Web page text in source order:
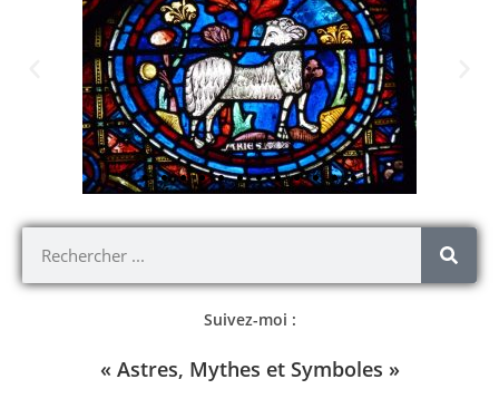
Suivez-moi :
« Astres, Mythes et Symboles »